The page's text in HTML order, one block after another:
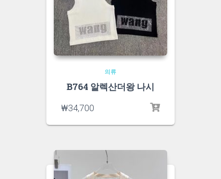
의류
B764 알렉산더왕 나시
₩34,700